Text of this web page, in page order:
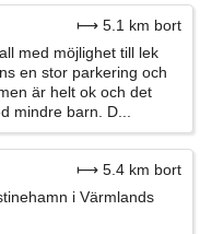
⟼ 5.1 km bort
med möjlighet till lek
en stor parkering och
är helt ok och det
mindre barn. D...
⟼ 5.4 km bort
i Värmlands